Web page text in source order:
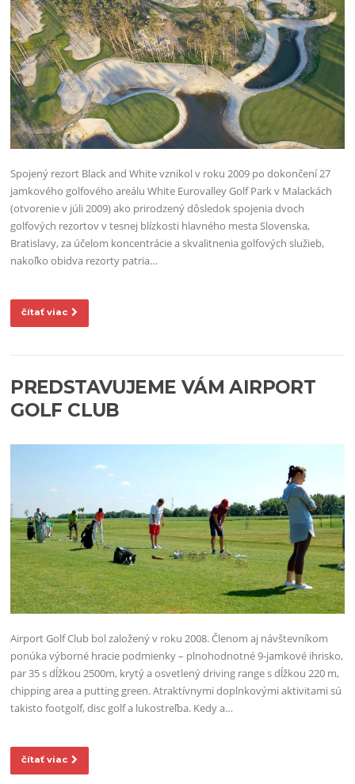
Spojený rezort Black and White vznikol v roku 2009 po dokončení 27
jamkového golfového areálu White Eurovalley Golf Park v Malackách
(otvorenie v júli 2009) ako prirodzený dôsledok spojenia dvoch
golfových rezortov v tesnej blízkosti hlavného mesta Slovenska,
Bratislavy, za účelom koncentrácie a skvalitnenia golfových služieb,
nakoľko obidva rezorty patria…
čítať viac
PREDSTAVUJEME VÁM AIRPORT
GOLF CLUB
Airport Golf Club bol založený v roku 2008. Členom aj návštevníkom
ponúka výborné hracie podmienky – plnohodnotné 9-jamkové ihrisko,
par 35 s dĺžkou 2500m, krytý a osvetlený driving range s dĺžkou 220 m,
chipping area a putting green. Atraktívnymi doplnkovými aktivitami sú
takisto footgolf, disc golf a lukostreľba. Kedy a…
čítať viac